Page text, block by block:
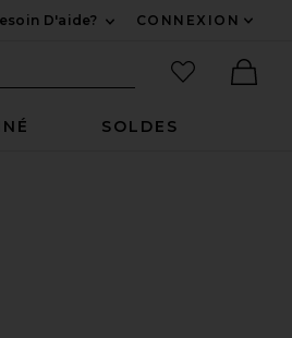
D'aide?
CONNEXION
Recherche
Articles
SOLDES